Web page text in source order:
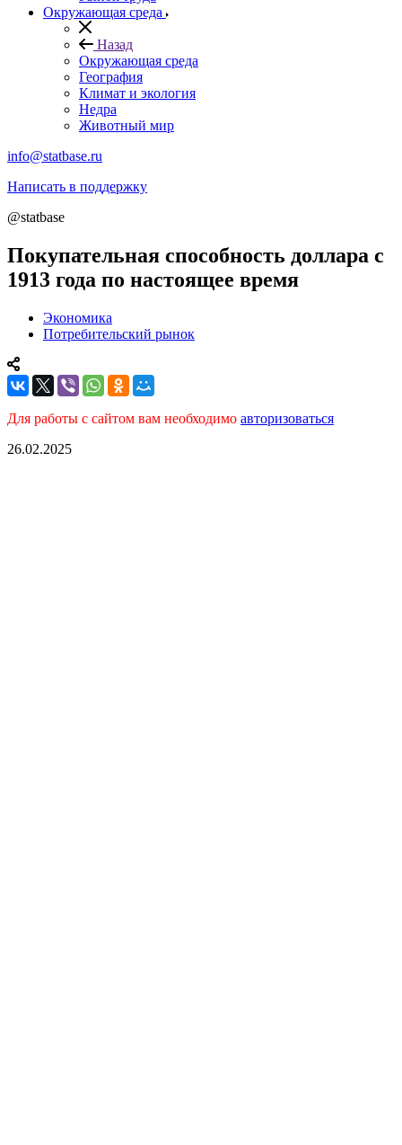
Окружающая среда
Назад
Окружающая среда
География
Климат и экология
Недра
Животный мир
info@statbase.ru
Написать в поддержку
@statbase
Покупательная способность доллара с
1913 года по настоящее время
Экономика
Потребительский рынок
Для работы с сайтом вам необходимо авторизоваться
26.02.2025